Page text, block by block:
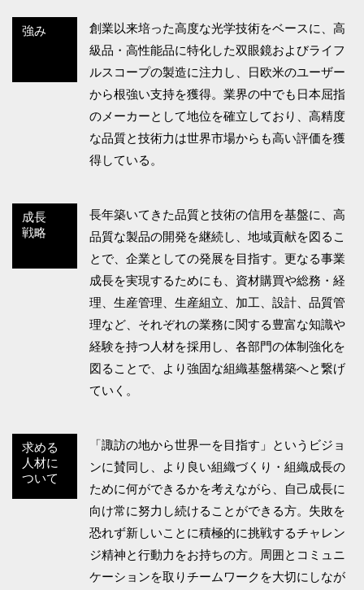
強み
創業以来培った高度な光学技術をベースに、高
級品・高性能品に特化した双眼鏡およびライフ
ルスコープの製造に注力し、日欧米のユーザー
から根強い支持を獲得。業界の中でも日本屈指
のメーカーとして地位を確立しており、高精度
な品質と技術力は世界市場からも高い評価を獲
得している。
成長
戦略
長年築いてきた品質と技術の信用を基盤に、高
品質な製品の開発を継続し、地域貢献を図るこ
とで、企業としての発展を目指す。更なる事業
成長を実現するためにも、資材購買や総務・経
理、生産管理、生産組立、加工、設計、品質管
理など、それぞれの業務に関する豊富な知識や
経験を持つ人材を採用し、各部門の体制強化を
図ることで、より強固な組織基盤構築へと繋げ
ていく。
求める
人材に
ついて
「諏訪の地から世界一を目指す」というビジョ
ンに賛同し、より良い組織づくり・組織成長の
ために何ができるかを考えながら、自己成長に
向け常に努力し続けることができる方。失敗を
恐れず新しいことに積極的に挑戦するチャレン
ジ精神と行動力をお持ちの方。周囲とコミュニ
ケーションを取りチームワークを大切にしなが